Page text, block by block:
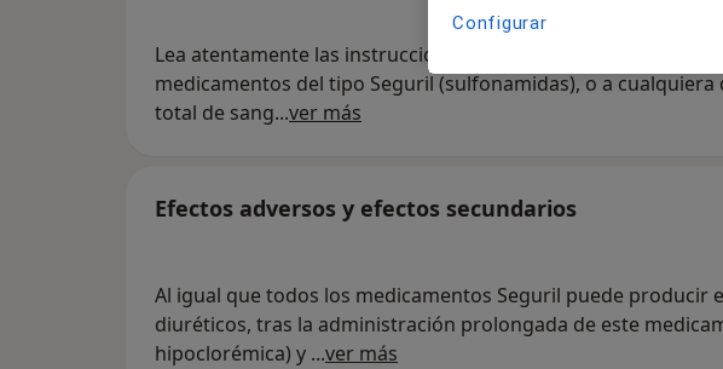
Lea atentamente las instrucciones que se proporcionan en
medicamentos del tipo Seguril (sulfonamidas), o a
total de sang...ver más
Efectos adversos y efectos secundarios
Al igual que todos los medicamentos Seguril puede
diuréticos, tras la administración prolongada de este
hipoclorémica) y ...ver más
Configurar